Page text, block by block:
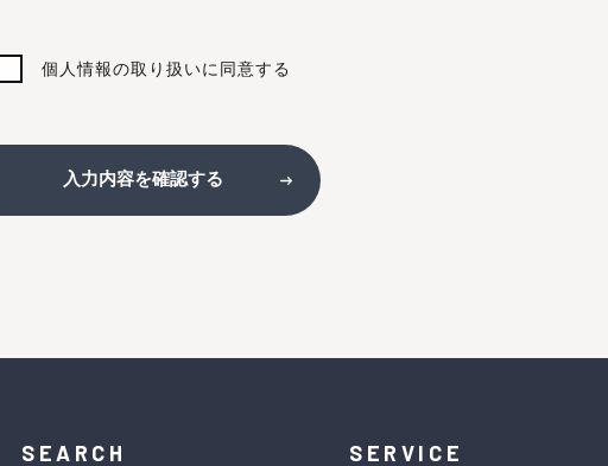
個人情報の取り扱いに同意する
入力内容を確認する
SEARCH SERVICE